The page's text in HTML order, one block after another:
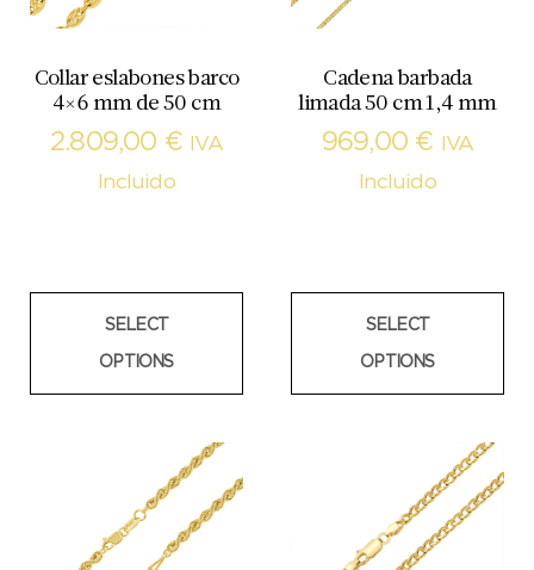
Collar eslabones barco
4×6 mm de 50 cm
2.809,00 €
IVA
Incluido
SELECT
OPTIONS
Cadena barbada
limada 50 cm 1,4 mm
969,00 €
IVA
Incluido
SELECT
OPTIONS